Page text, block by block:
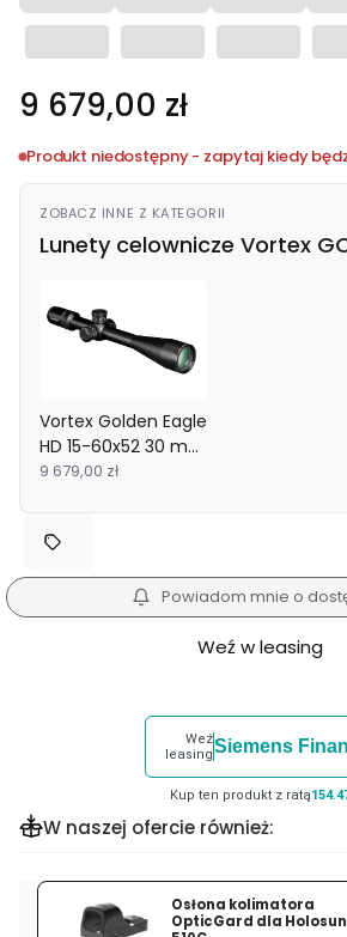
Cena
9 679,00 zł
Produkt niedostępny - zapytaj kiedy
ZOBACZ INNE Z KATEGORII
Lunety celownicze Vortex
Vortex Golden Eagle
HD 15-60x52 30 mm
AO ECR-1 MOA
9 679,00 zł
Powiadom mnie o
Weź w leasing
Weź
leasingSiemens
Kup ten produkt z ratą
W naszej ofercie również:
Osłona kolimatora
OpticGard dla Holosun